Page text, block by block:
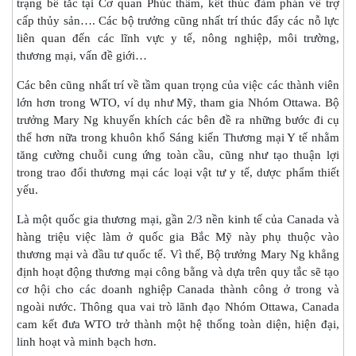
trạng bế tắc tại Cơ quan Phúc thẩm, kết thúc đàm phán về trợ
cấp thủy sản…. Các bộ trưởng cũng nhất trí thúc đẩy các nỗ lực
liên quan đến các lĩnh vực y tế, nông nghiệp, môi trường,
thương mại, vấn đề giới…
Các bên cũng nhất trí về tầm quan trọng của việc các thành viên
lớn hơn trong WTO, ví dụ như Mỹ, tham gia Nhóm Ottawa. Bộ
trưởng Mary Ng khuyến khích các bên đề ra những bước đi cụ
thể hơn nữa trong khuôn khổ Sáng kiến Thương mại Y tế nhằm
tăng cường chuỗi cung ứng toàn cầu, cũng như tạo thuận lợi
trong trao đổi thương mại các loại vật tư y tế, dược phẩm thiết
yếu.
Là một quốc gia thương mại, gần 2/3 nền kinh tế của Canada và
hàng triệu việc làm ở quốc gia Bắc Mỹ này phụ thuộc vào
thương mại và đầu tư quốc tế. Vì thế, Bộ trưởng Mary Ng khẳng
định hoạt động thương mại công bằng và dựa trên quy tắc sẽ tạo
cơ hội cho các doanh nghiệp Canada thành công ở trong và
ngoài nước. Thông qua vai trò lãnh đạo Nhóm Ottawa, Canada
cam kết đưa WTO trở thành một hệ thống toàn diện, hiện đại,
linh hoạt và minh bạch hơn.